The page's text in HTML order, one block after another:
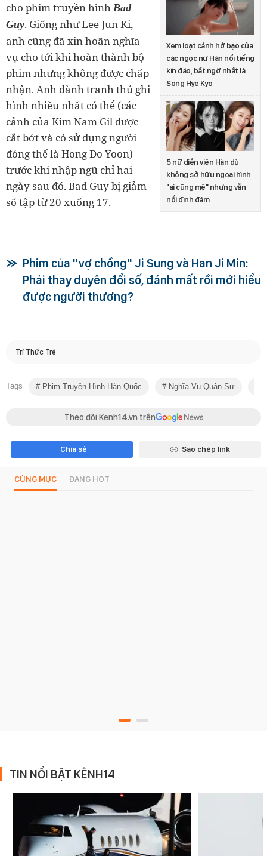
Xem loạt cảnh hở bạo của
các ngọc nữ Hàn nổi tiếng
kín đáo, bất ngờ nhất là
Song Hye Kyo
5 nữ diễn viên Hàn dù
không sở hữu ngoại hình
"ai cũng mê" nhưng vẫn
nổi đình đám
cho phim truyền hình Bad
Guy. Giống như Lee Jun Ki,
anh cũng đã xin hoãn nghĩa
vụ cho tới khi hoàn thành bộ
phim nhưng không được chấp
nhận. Anh đành tranh thủ ghi
hình nhiều nhất có thể (các
cảnh của Kim Nam Gil được
cắt bớt và có sử dụng người
đóng thế là Hong Do Yoon)
trước khi nhập ngũ chỉ hai
ngày sau đó. Bad Guy bị giảm
số tập từ 20 xuống 17.
Phim của "vợ chồng" Ji Sung và Han Ji Min:
Phải thay duyên đổi số, đánh mất rồi mới hiểu
được người thương?
Trí Thức Trẻ
Tags Phim Truyền Hình Hàn Quốc Nghĩa Vụ Quân Sự
Theo dõi Kenh14.vn trên
Chia sẻ Sao chép link
CÙNG MỤC ĐANG HOT
TIN NỔI BẬT KÊNH14